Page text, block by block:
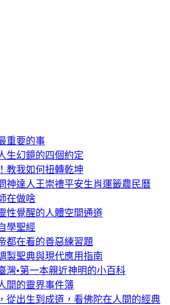
重要的事
生幻鏡的四個約定
教我如何扭轉乾坤
神達人王崇禮平安生肖運籤農民曆
在做啥
性覺醒的人體空間通道
學聖經
都在看的善惡練習題
製聖典與現代應用指南
灣•第一本親近神明的小百科
間的靈界事件簿
從出生到成道，看佛陀在人間的經典